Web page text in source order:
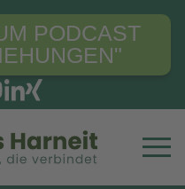
PODCAST